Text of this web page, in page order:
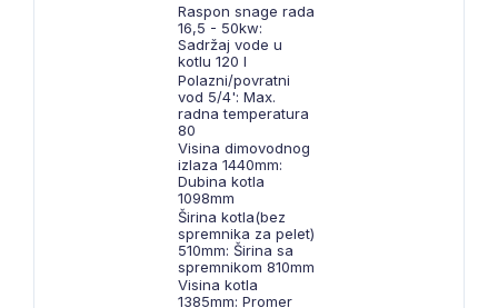
Raspon snage rada
16,5 - 50kw:
Sadržaj vode u
kotlu 120 l
Polazni/povratni
vod 5/4': Max.
radna temperatura
80
Visina dimovodnog
izlaza 1440mm:
Dubina kotla
1098mm
Širina kotla(bez
spremnika za pelet)
510mm: Širina sa
spremnikom 810mm
Visina kotla
1385mm: Promer